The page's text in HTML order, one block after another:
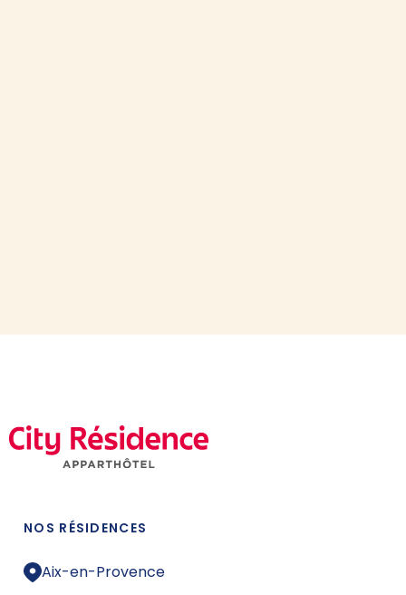
NOS RÉSIDENCES
Aix-en-Provence